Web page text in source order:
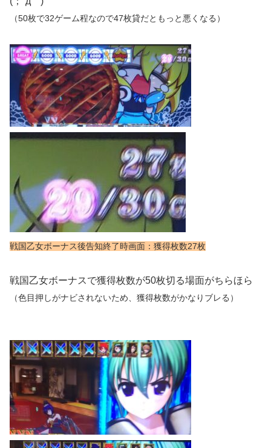
（50枚で32ゲーム程なので47枚貸だともっと悪くなる）
戦国乙女ボーナス後告知終了時画面：獲得枚数27枚
戦国乙女ボーナスで獲得枚数が50枚切る場面がちらほら
（色目押しがナビされないため、獲得枚数がかなりブレる）